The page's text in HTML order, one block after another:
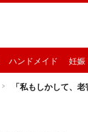
ハンドメイド 妊娠
「私もしかして、